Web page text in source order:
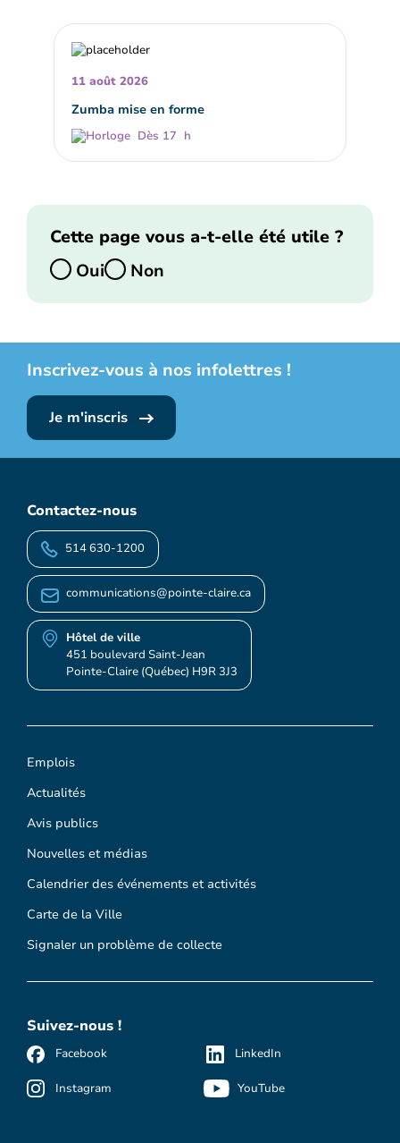
11 août 2026
Zumba mise en forme
Dès 17 h
Cette page vous a-t-elle été utile ?
Oui
Non
Inscrivez-vous à nos infolettres !
Je m'inscris
Emplois
Actualités
Avis publics
Nouvelles et médias
Calendrier des événements et activités
Carte de la Ville
Signaler un problème de collecte
Contactez-nous
514 630-1200
communications@pointe-claire.ca
Hôtel de ville
451 boulevard Saint-Jean
Pointe-Claire (Québec) H9R 3J3
Suivez-nous !
Facebook
Instagram
LinkedIn
YouTube